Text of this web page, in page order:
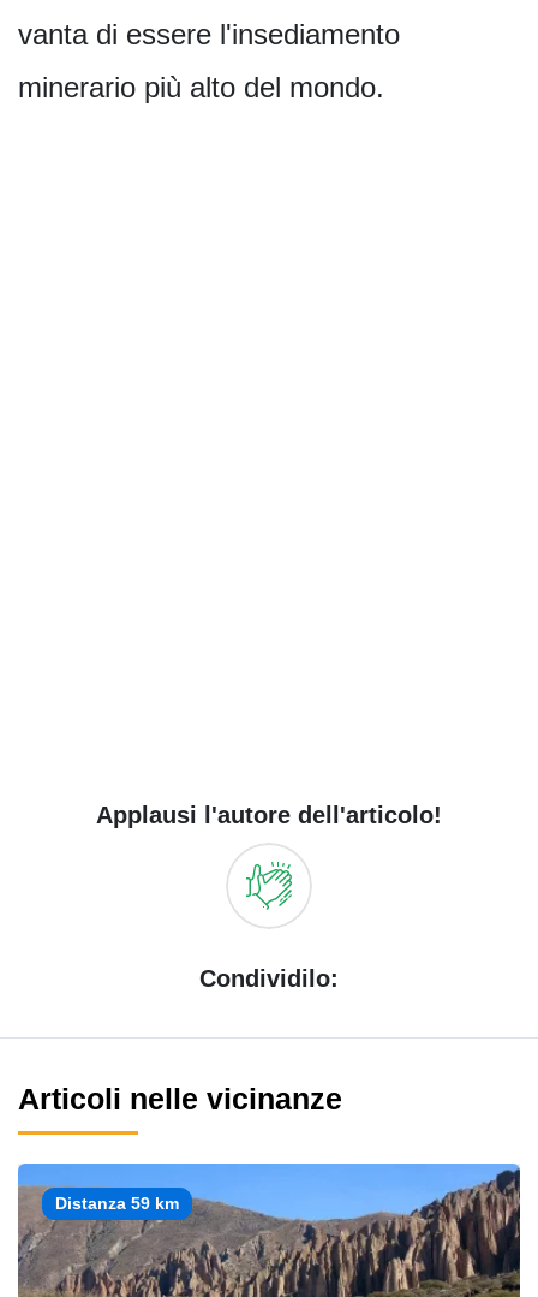
vanta di essere l'insediamento
minerario più alto del mondo.
Applausi l'autore dell'articolo!
Condividilo:
Articoli nelle vicinanze
Distanza 59 km